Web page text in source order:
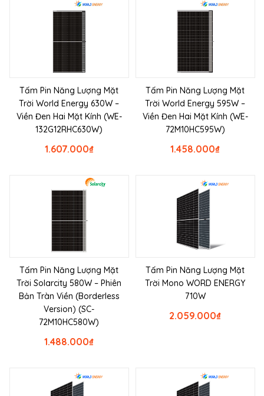
Tấm Pin Năng Lượng Mặt
Trời World Energy 630W –
Viền Đen Hai Mặt Kính (WE-
132G12RHC630W)
₫
1.607.000
Tấm Pin Năng Lượng Mặt
Trời World Energy 595W –
Viền Đen Hai Mặt Kính (WE-
72M10HC595W)
₫
1.458.000
Tấm Pin Năng Lượng Mặt
Trời Solarcity 580W – Phiên
Bản Tràn Viền (Borderless
Version) (SC-
72M10HC580W)
₫
1.488.000
Tấm Pin Năng Lượng Mặt
Trời Mono WORD ENERGY
710W
₫
2.059.000